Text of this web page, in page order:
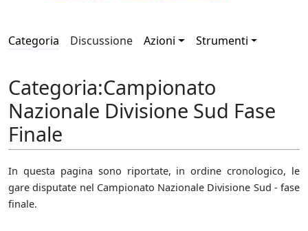
Categoria Discussione Azioni Strumenti
Categoria:Campionato
Nazionale Divisione Sud Fase
Finale
In questa pagina sono riportate, in ordine cronologico, le
gare disputate nel Campionato Nazionale Divisione Sud - fase
finale.